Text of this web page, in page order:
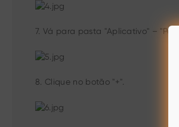
7. Vá para pasta "Aplicativo" –
8. Clique no botão "+".